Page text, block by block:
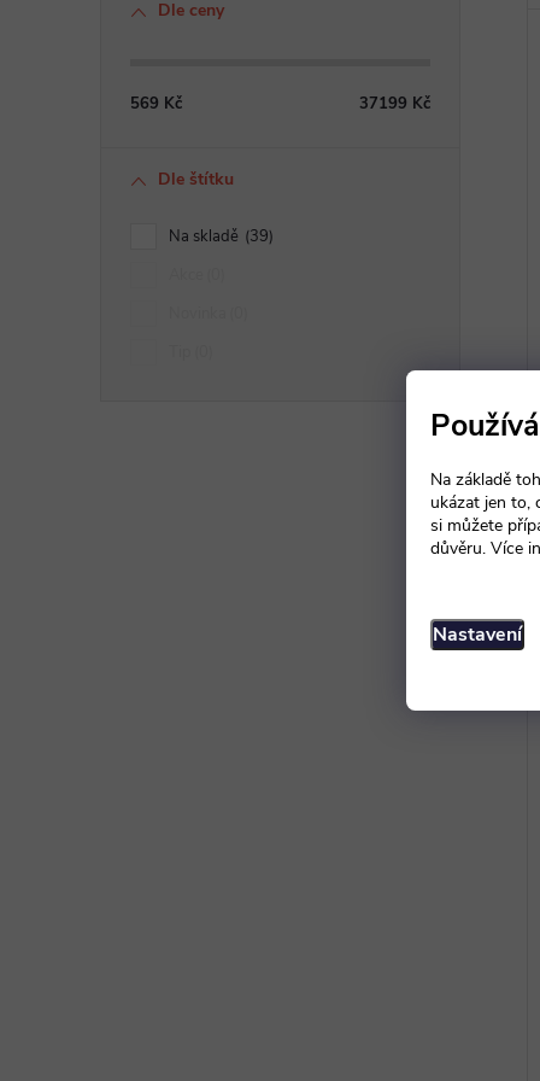
Na základě
ukázat jen to,
si můžete
důvěru. Více
Nastavení
Dle ceny
569 Kč 37199 Kč
Dle štítku
Na skladě
39